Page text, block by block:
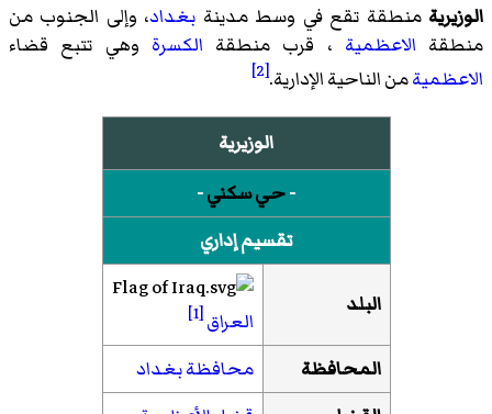
الوزيرية منطقة تقع في وسط مدينة بغداد، وإلى الجنوب من
منطقة الاعظمية ، قرب منطقة الكسرة وهي تتبع قضاء
الاعظميةمن الناحية الإدارية.[2]
الوزيرية
-حي سكني-
تقسيم إداري
البلد
العراق [1]
المحافظة
محافظة بغداد